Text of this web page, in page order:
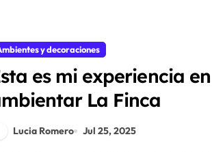
y decoraciones
es mi experiencia en
La Finca
Lucia Romero Jul 25, 2025